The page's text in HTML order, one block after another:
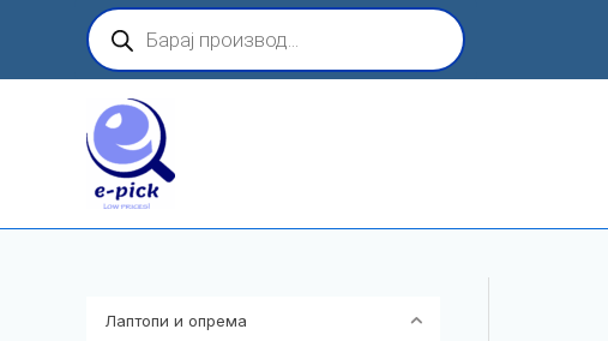
content
Products
search
Лаптопи и опрема